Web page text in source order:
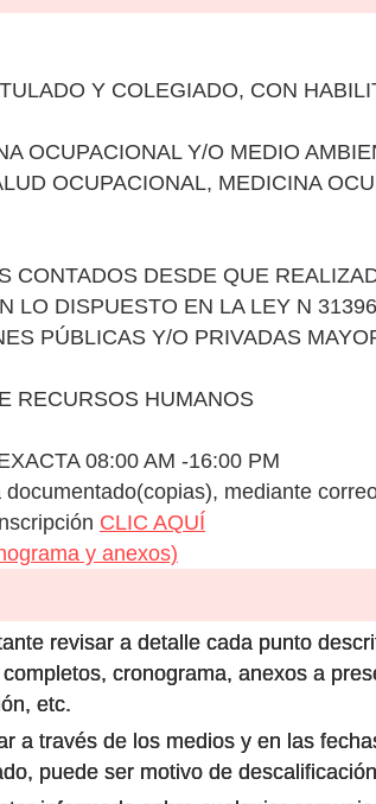
Y COLEGIADO, CON
OCUPACIONAL Y/O MEDIO
OCUPACIONAL, MEDICINA
CONTADOS DESDE QUE
LO DISPUESTO EN LA LEY N
PÚBLICAS Y/O PRIVADAS
RECURSOS HUMANOS
08:00 AM -16:00 PM
mediante
CLIC AQUÍ
y anexos)
revisar a detalle cada punto
cronograma, anexos a
etc.
a través de los medios y en las
puede ser motivo de